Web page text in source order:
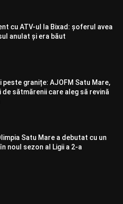
cu ATV-ul la Bixad: șoferul avea
anulat și era băut
peste granițe: AJOFM Satu Mare,
de sătmărenii care aleg să revină
Satu Mare a debutat cu un
noul sezon al Ligii a 2-a